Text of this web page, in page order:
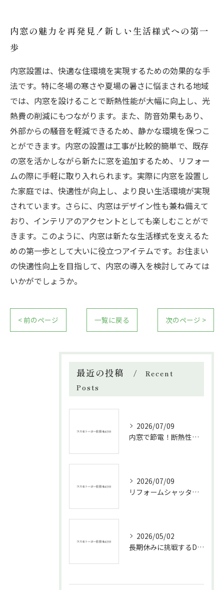
内窓の魅力を再発見！新しい生活様式への第一
歩
内窓設置は、快適な住環境を実現するための効果的な手
法です。特に冬場の寒さや夏場の暑さに悩まされる地域
では、内窓を設けることで断熱性能が大幅に向上し、光
熱費の削減にもつながります。また、防音効果もあり、
外部からの騒音を軽減できるため、静かな環境を保つこ
とができます。内窓の設置は工事が比較的簡単で、既存
の窓を活かしながら新たに窓を追加するため、リフォー
ムの際に手軽に取り入れられます。実際に内窓を設置し
た家庭では、快適性が向上し、より良い生活環境が実現
されています。さらに、内窓はデザイン性も兼ね備えて
おり、インテリアのアクセントとしても楽しむことがで
きます。このように、内窓は新たな生活様式を支えるた
めの第一歩として大いに役立つアイテムです。お住まい
の快適性向上を目指して、内窓の導入を検討してみては
いかがでしょうか。
< 前のページ 一覧に戻る 次のページ >
最近の投稿
Recent
Posts
2026/07/09
内窓で節電！断熱性能と補助金活用法
2026/07/09
リフォームシャッターで叶える台風対策の効果的方法
2026/05/02
長期休みに挑戦するDIYリフォームの極意